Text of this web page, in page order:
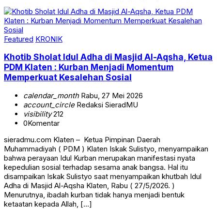
Featured KRONIK
Khotib Sholat Idul Adha di Masjid Al-Aqsha, Ketua
PDM Klaten : Kurban Menjadi Momentum
Memperkuat Kesalehan Sosial
calendar_monthRabu, 27 Mei 2026
account_circleRedaksi SieradMU
visibility212
0Komentar
sieradmu.com Klaten – Ketua Pimpinan Daerah
Muhammadiyah ( PDM ) Klaten Iskak Sulistyo, menyampaikan
bahwa perayaan Idul Kurban merupakan manifestasi nyata
kepedulian sosial terhadap sesama anak bangsa. Hal itu
disampaikan Iskak Sulistyo saat menyampaikan khutbah Idul
Adha di Masjid Al-Aqsha Klaten, Rabu ( 27/5/2026. )
Menurutnya, ibadah kurban tidak hanya menjadi bentuk
ketaatan kepada Allah, […]